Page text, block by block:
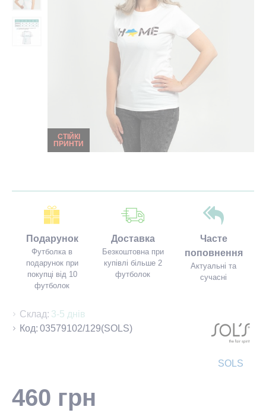
СТІЙКІ
ПРИНТИ
Подарунок
Футболка в
подарунок при
покупці від 10
футболок
Доставка
Безкоштовна при
купівлі більше 2
футболок
Часте
поповнення
Актуальні та
сучасні
Склад: 3-5 днів
Код: 03579102/129(SOLS)
SOLS
460 грн